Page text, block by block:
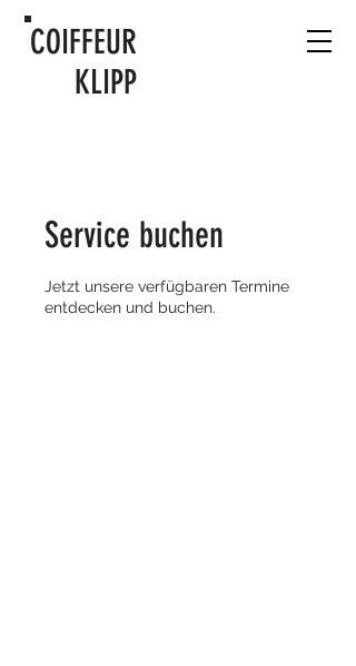
COIFFEUR
KLIPP
Service buchen
Jetzt unsere verfügbaren Termine
entdecken und buchen.